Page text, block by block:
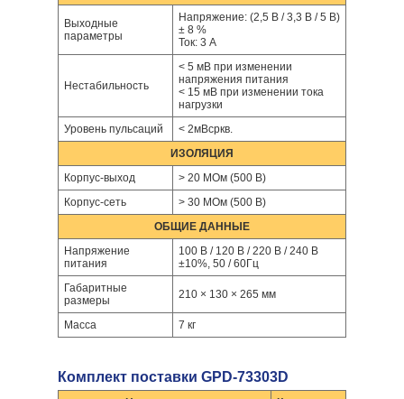
Выходные
параметры
Напряжение: (2,5 В / 3,3 В / 5 В)
± 8 %
Ток: 3 А
Нестабильность
< 5 мВ при изменении
напряжения питания
< 15 мВ при изменении тока
нагрузки
Уровень пульсаций
< 2мВсркв.
ИЗОЛЯЦИЯ
Корпус-выход
> 20 МОм (500 В)
Корпус-сеть
> 30 МОм (500 В)
ОБЩИЕ ДАННЫЕ
Напряжение
питания
100 В / 120 В / 220 В / 240 В
±10%, 50 / 60Гц
Габаритные
размеры
210 × 130 × 265 мм
Масса 7 кг
Комплект поставки GPD-73303D